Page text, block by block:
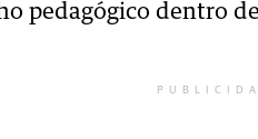
pedagógico dentro